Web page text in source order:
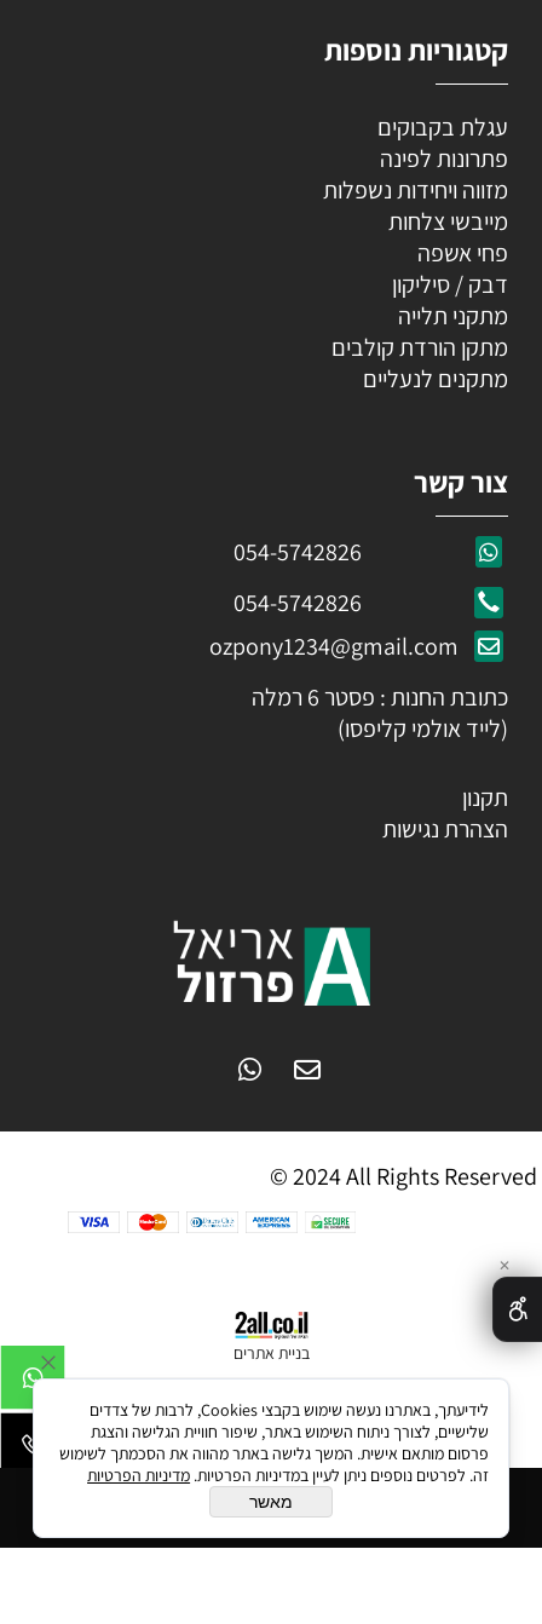
הוסף לסל
קטגוריות נוספות
עגלת בקבוקים
פתרונות לפינה
מזווה ויחידות נשפלות
מייבשי צלחות
פחי אשפה
דבק / סיליקון
מתקני תלייה
מתקן הורדת קולבים
מתקנים לנעליים
צור קשר
054-5742826
054-5742826
ozpony1234@gmail.com
כתובת החנות : פסטר 6 רמלה
(לייד אולמי קליפסו)
תקנון
הצהרת נגישות
© 2024 All Rights Reserved
בניית אתרים
✕
לידיעתך, באתרנו נעשה שימוש בקבצי Cookies, לרבות של צדדים
שלישיים, לצורך ניתוח השימוש באתר, שיפור חוויית הגלישה והצגת
פרסום מותאם אישית. המשך גלישה באתר מהווה את הסכמתך לשימוש
זה. לפרטים נוספים ניתן לעיין במדיניות הפרטיות. מדיניות הפרטיות
מאשר